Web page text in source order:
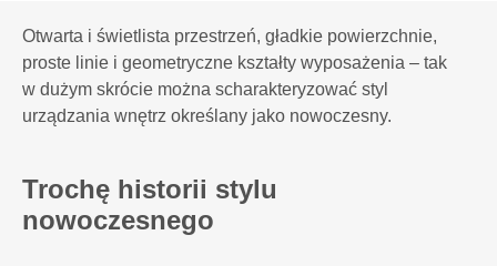
Otwarta i świetlista przestrzeń, gładkie powierzchnie,
proste linie i geometryczne kształty wyposażenia – tak
w dużym skrócie można scharakteryzować styl
urządzania wnętrz określany jako nowoczesny.
Trochę historii stylu
nowoczesnego